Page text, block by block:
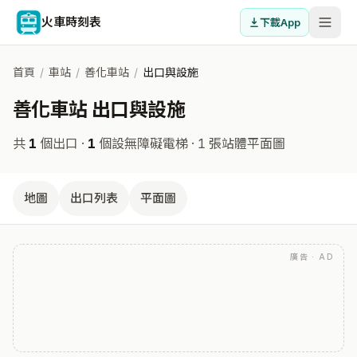
火車時刻表 下載App
首頁 / 車站 / 善化車站 / 出口與設施
善化車站 出口與設施
共 1 個出口 · 1 個設無障礙電梯 · 1 張站體平面圖
地圖 出口列表 平面圖
廣告 · AD